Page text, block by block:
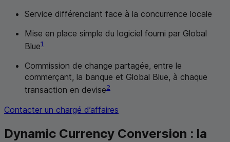
Service différenciant face à la concurrence locale
Mise en place simple du logiciel fourni par Global
Blue1
Commission de change partagée, entre le
commerçant, la banque et Global Blue, à chaque
transaction en devise2
Contacter un chargé d’affaires
Dynamic Currency Conversion : la